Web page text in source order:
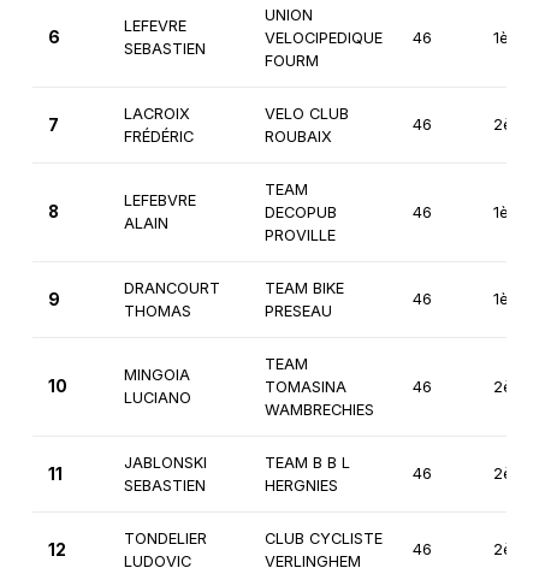
6
LEFEVRE
SEBASTIEN
UNION
VELOCIPEDIQUE
FOURM
46 1ère
7
LACROIX
FRÉDÉRIC
VELO CLUB
ROUBAIX
46 2ème
8
LEFEBVRE
ALAIN
TEAM
DECOPUB
PROVILLE
46 1ère
9
DRANCOURT
THOMAS
TEAM BIKE
PRESEAU
46 1ère
10
MINGOIA
LUCIANO
TEAM
TOMASINA
WAMBRECHIES
46 2ème
11
JABLONSKI
SEBASTIEN
TEAM B B L
HERGNIES
46 2ème
12
TONDELIER
LUDOVIC
CLUB CYCLISTE
VERLINGHEM
46 2ème